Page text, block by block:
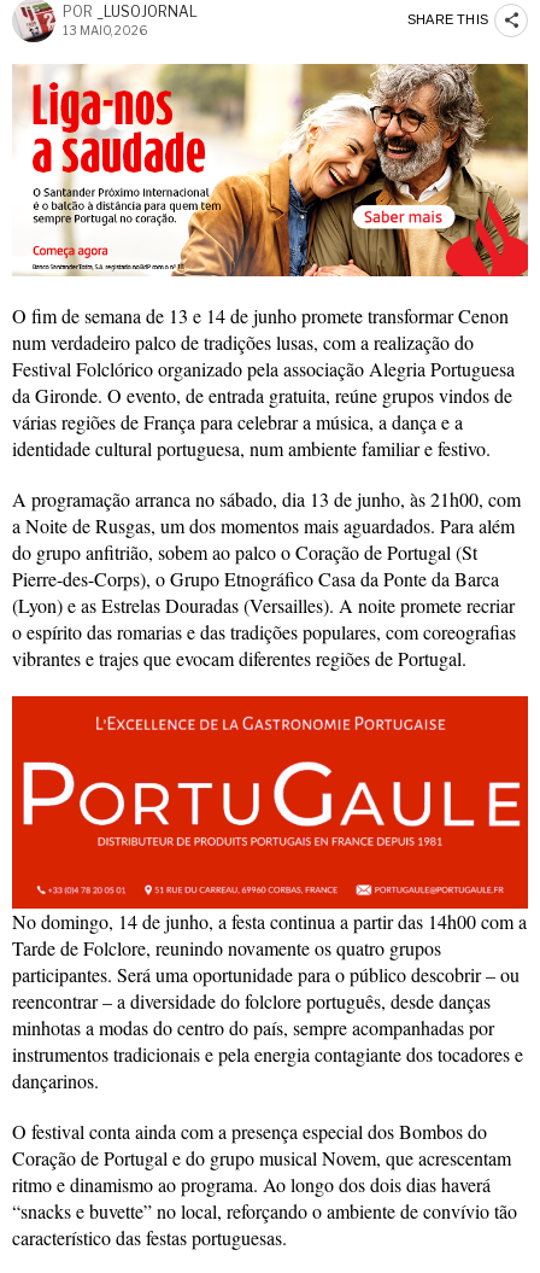
POR _LUSOJORNAL
13 MAIO, 2026
SHARE THIS
O fim de semana de 13 e 14 de junho promete transformar Cenon
num verdadeiro palco de tradições lusas, com a realização do
Festival Folclórico organizado pela associação Alegria Portuguesa
da Gironde. O evento, de entrada gratuita, reúne grupos vindos de
várias regiões de França para celebrar a música, a dança e a
identidade cultural portuguesa, num ambiente familiar e festivo.
A programação arranca no sábado, dia 13 de junho, às 21h00, com
a Noite de Rusgas, um dos momentos mais aguardados. Para além
do grupo anfitrião, sobem ao palco o Coração de Portugal (St
Pierre-des-Corps), o Grupo Etnográfico Casa da Ponte da Barca
(Lyon) e as Estrelas Douradas (Versailles). A noite promete recriar
o espírito das romarias e das tradições populares, com coreografias
vibrantes e trajes que evocam diferentes regiões de Portugal.
No domingo, 14 de junho, a festa continua a partir das 14h00 com a
Tarde de Folclore, reunindo novamente os quatro grupos
participantes. Será uma oportunidade para o público descobrir – ou
reencontrar – a diversidade do folclore português, desde danças
minhotas a modas do centro do país, sempre acompanhadas por
instrumentos tradicionais e pela energia contagiante dos tocadores e
dançarinos.
O festival conta ainda com a presença especial dos Bombos do
Coração de Portugal e do grupo musical Novem, que acrescentam
ritmo e dinamismo ao programa. Ao longo dos dois dias haverá
“snacks e buvette” no local, reforçando o ambiente de convívio tão
característico das festas portuguesas.